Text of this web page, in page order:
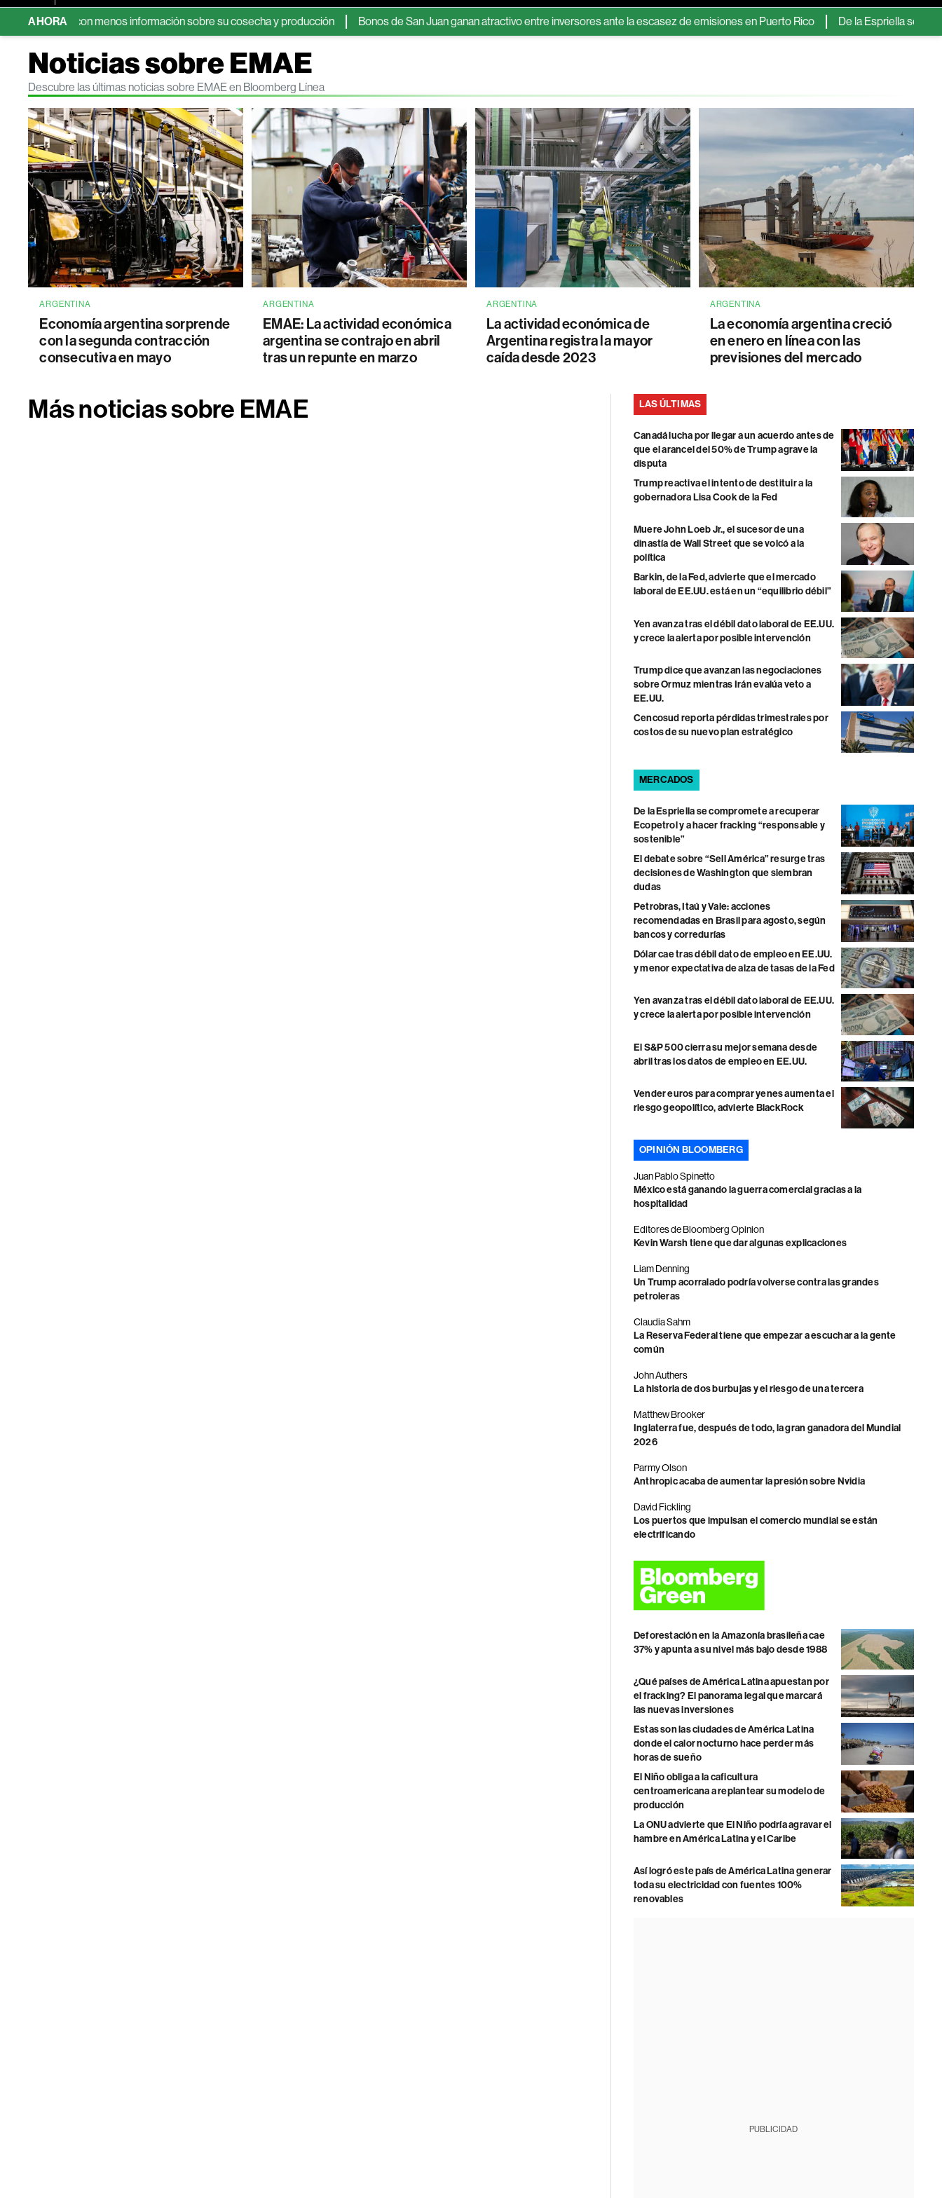
AHORA
con menos información sobre su cosecha y producción Bonos de San Juan ganan atractivo entre inversores ante la escasez de emisiones en Puerto Rico De la Espriella se
Noticias sobre EMAE
Descubre las últimas noticias sobre EMAE en Bloomberg Línea
ARGENTINA
Economía argentina sorprende
con la segunda contracción
consecutiva en mayo
ARGENTINA
EMAE: La actividad económica
argentina se contrajo en abril
tras un repunte en marzo
ARGENTINA
La actividad económica de
Argentina registra la mayor
caída desde 2023
ARGENTINA
La economía argentina creció
en enero en línea con las
previsiones del mercado
Más noticias sobre EMAE LAS ÚLTIMAS
Canadá lucha por llegar a un acuerdo antes de
que el arancel del 50% de Trump agrave la
disputa
Trump reactiva el intento de destituir a la
gobernadora Lisa Cook de la Fed
Muere John Loeb Jr., el sucesor de una
dinastía de Wall Street que se volcó a la
política
Barkin, de la Fed, advierte que el mercado
laboral de EE.UU. está en un “equilibrio débil”
Yen avanza tras el débil dato laboral de EE.UU.
y crece la alerta por posible intervención
Trump dice que avanzan las negociaciones
sobre Ormuz mientras Irán evalúa veto a
EE.UU.
Cencosud reporta pérdidas trimestrales por
costos de su nuevo plan estratégico
MERCADOS
De la Espriella se compromete a recuperar
Ecopetrol y a hacer fracking “responsable y
sostenible”
El debate sobre “Sell América” resurge tras
decisiones de Washington que siembran
dudas
Petrobras, Itaú y Vale: acciones
recomendadas en Brasil para agosto, según
bancos y corredurías
Dólar cae tras débil dato de empleo en EE.UU.
y menor expectativa de alza de tasas de la Fed
Yen avanza tras el débil dato laboral de EE.UU.
y crece la alerta por posible intervención
El S&P 500 cierra su mejor semana desde
abril tras los datos de empleo en EE.UU.
Vender euros para comprar yenes aumenta el
riesgo geopolítico, advierte BlackRock
OPINIÓN BLOOMBERG
Juan Pablo Spinetto
México está ganando la guerra comercial gracias a la
hospitalidad
Editores de Bloomberg Opinion
Kevin Warsh tiene que dar algunas explicaciones
Liam Denning
Un Trump acorralado podría volverse contra las grandes
petroleras
Claudia Sahm
La Reserva Federal tiene que empezar a escuchar a la gente
común
John Authers
La historia de dos burbujas y el riesgo de una tercera
Matthew Brooker
Inglaterra fue, después de todo, la gran ganadora del Mundial
2026
Parmy Olson
Anthropic acaba de aumentar la presión sobre Nvidia
David Fickling
Los puertos que impulsan el comercio mundial se están
electrificando
Deforestación en la Amazonía brasileña cae
37% y apunta a su nivel más bajo desde 1988
¿Qué países de América Latina apuestan por
el fracking? El panorama legal que marcará
las nuevas inversiones
Estas son las ciudades de América Latina
donde el calor nocturno hace perder más
horas de sueño
El Niño obliga a la caficultura
centroamericana a replantear su modelo de
producción
La ONU advierte que El Niño podría agravar el
hambre en América Latina y el Caribe
Así logró este país de América Latina generar
toda su electricidad con fuentes 100%
renovables
PUBLICIDAD